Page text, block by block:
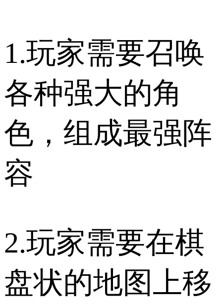
1.玩家需要召唤
各种强大的角
色，组成最强阵
容
2.玩家需要在棋
盘状的地图上移